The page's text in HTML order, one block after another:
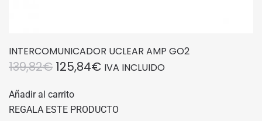
INTERCOMUNICADOR UCLEAR AMP GO2
139,82€ EL
ORIGINAL
125,84€EL
IVA INCLUIDO
Añadir al carrito
REGALA ESTE PRODUCTO